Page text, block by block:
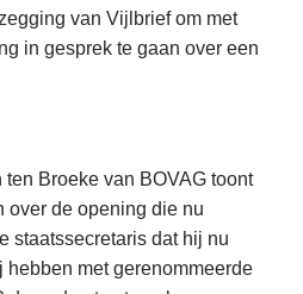
van Vijlbrief om met
in gesprek te gaan over een
Broeke van BOVAG toont
over de opening die nu
staatssecretaris dat hij nu
hebben met gerenommeerde